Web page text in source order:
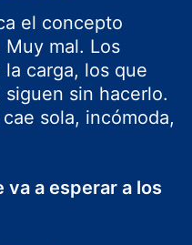
el concepto
Muy mal. Los
carga, los que
siguen sin hacerlo.
sola, incómoda,
va a esperar a los